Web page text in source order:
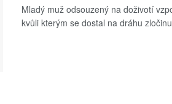
Mladý muž odsouzený na doživotí
kvůli kterým se dostal na dráhu